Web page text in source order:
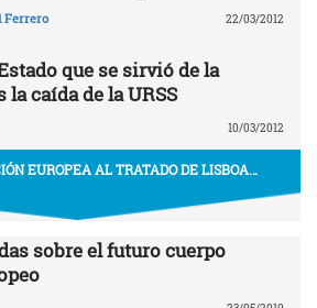
Ferrero 22/03/2012
que se sirvió de la
caída de la URSS
10/03/2012
EUROPEA AL TRATADO DE LISBOA…
sobre el futuro cuerpo